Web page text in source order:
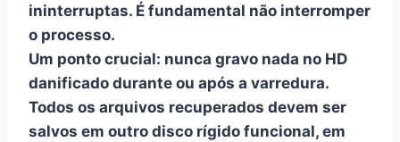
ininterruptas. É fundamental não interromper
o processo.
Um ponto crucial: nunca gravo nada no HD
danificado durante ou após a varredura.
Todos os arquivos recuperados devem ser
salvos em outro disco rígido funcional, em